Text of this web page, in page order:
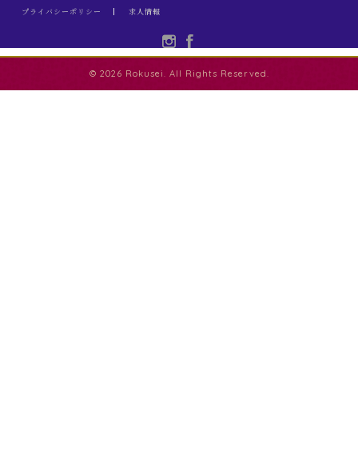
プライバシーポリシー 求人情報
© 2026 Rokusei. All Rights Reserved.